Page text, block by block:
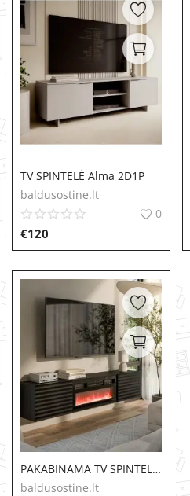
TV SPINTELĖ Alma 2D1P
baldusostine.lt
0
€120
PAKABINAMA TV SPINTELĖ Tula su elektriniu židiniu
baldusostine.lt